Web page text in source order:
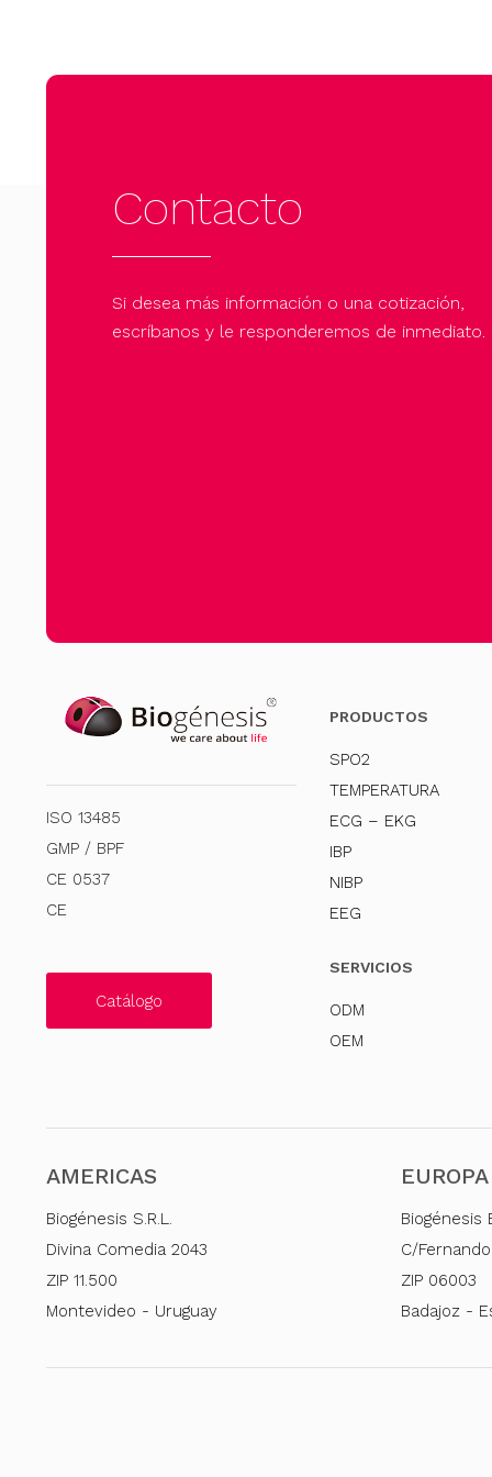
Contacto
Si desea más información o una cotización,
escríbanos y le responderemos de inmediato.
ISO 13485
GMP / BPF
CE 0537
CE
Catálogo
PRODUCTOS
SPO2
TEMPERATURA
ECG – EKG
IBP
NIBP
EEG
SERVICIOS
ODM
OEM
AMERICAS
Biogénesis S.R.L.
Divina Comedia 2043
ZIP 11.500
Montevideo - Uruguay
EUROPA
Biogénesis
C/
ZIP 06003
Badajoz -